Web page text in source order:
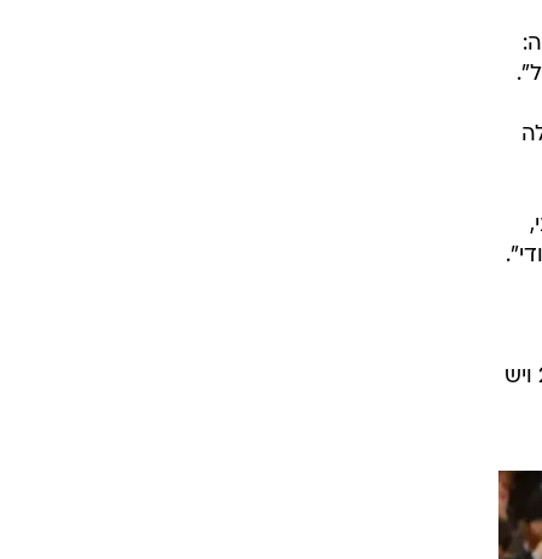
לסיום, השווה המאמן בין שני שחקניו ואמר: "ברנרדו כבר סבא, ופיל עדיין ילד קטן. הוא בן 24-25 ויש